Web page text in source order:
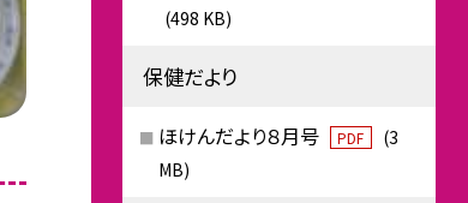
(498 KB)
保健だより
ほけんだより８月号 PDF
(3
MB)